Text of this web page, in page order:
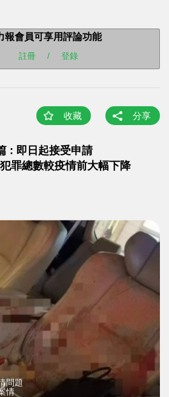
報會員可享用評論功能
註冊 / 登錄
收藏 分享
: 即日起接受申請
罪總數較疫情前大幅下降
問題
情